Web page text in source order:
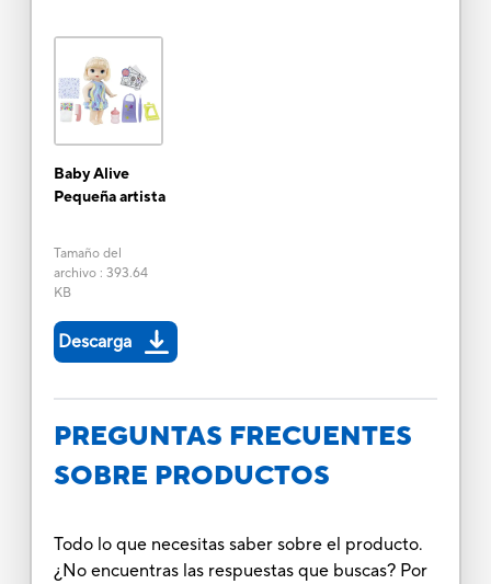
Baby Alive
Pequeña artista
Tamaño del
archivo: 393.64
KB
Descarga
PREGUNTAS FRECUENTES
SOBRE PRODUCTOS
Todo lo que necesitas saber sobre el producto.
¿No encuentras las respuestas que buscas? Por